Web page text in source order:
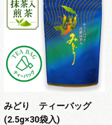
みどり ティーバッグ
(2.5g×30袋入)